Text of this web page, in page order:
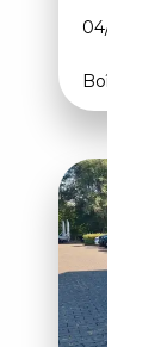
04/2017
Boîte